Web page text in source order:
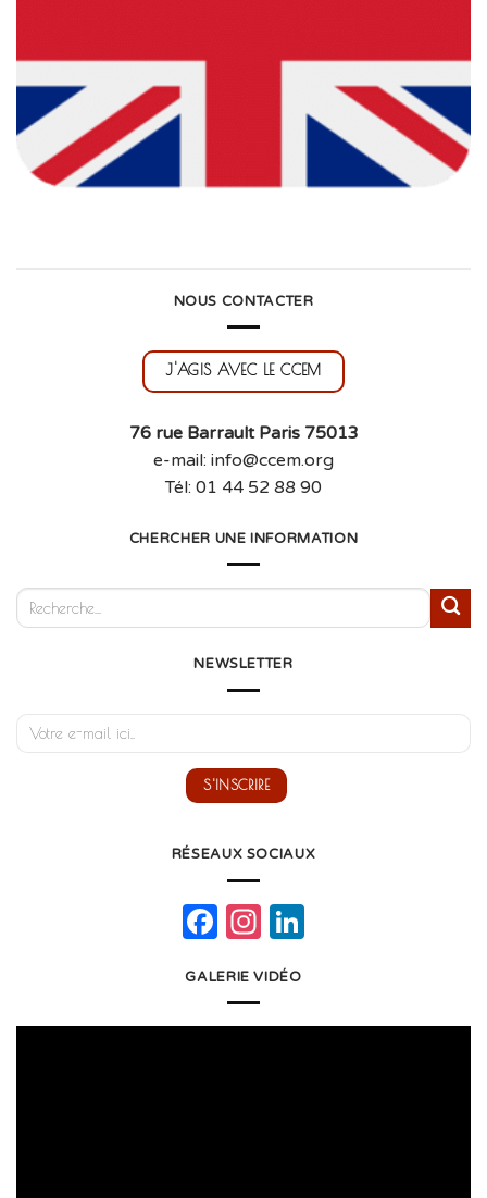
NOUS CONTACTER
J'AGIS AVEC LE CCEM
76 rue Barrault Paris 75013
e-mail: info@ccem.org
Tél: 01 44 52 88 90
CHERCHER UNE INFORMATION
NEWSLETTER
RÉSEAUX SOCIAUX
Facebook
Instagram
GALERIE VIDÉO